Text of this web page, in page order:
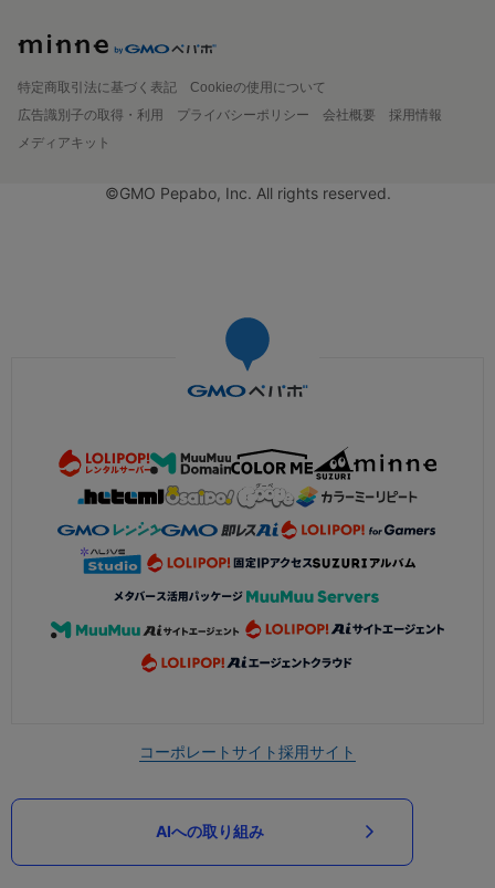
特定商取引法に基づく表記
Cookieの使用について
広告識別子の取得・利用
プライバシーポリシー 会社概要
採用情報
メディアキット
©GMO Pepabo, Inc. All rights reserved.
コーポレートサイト採用サイト
AIへの取り組み